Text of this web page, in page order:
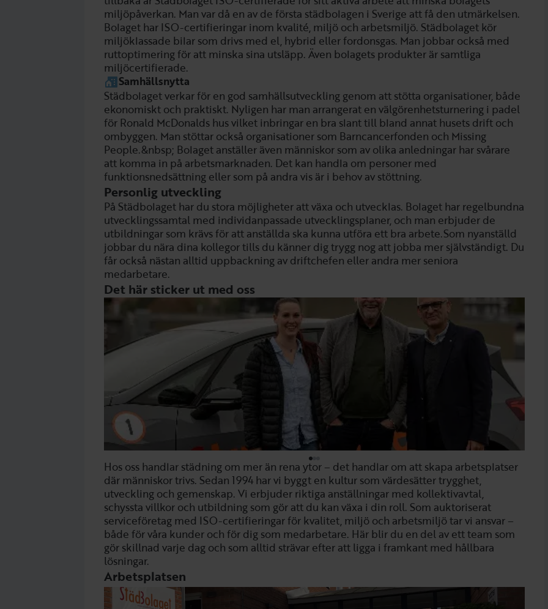
miljöpåverkan. Man var då en av de första städbolagen i Sverige att få den utmärkelsen.
Bolaget har ISO-certifieringar inom kvalité, miljö och arbetsmiljö. Städbolaget kör
miljöklassade bilar som drivs med el, hybrid eller fordonsgas. Man jobbar också med
ruttoptimering för att minska sina utsläpp. Även bolagets produkter är samtliga
miljöcertifierade.
Samhällsnytta
Städbolaget verkar för en god samhällsutveckling genom att stötta organisationer, både
ekonomiskt och praktiskt. Nyligen har man arrangerat en välgörenhetsturnering i padel
för Ronald McDonalds hus vilket inbringar en bra slant till bland annat husets drift och
ombyggen. Man stöttar också organisationer som Barncancerfonden och Missing
People.&nbsp; Bolaget anställer även människor som av olika anledningar har svårare
att komma in på arbetsmarknaden. Det kan handla om personer med
funktionsnedsättning eller som på andra vis är i behov av stöttning.
Personlig utveckling
På Städbolaget har du stora möjligheter att växa och utvecklas. Bolaget har regelbundna
utvecklingssamtal med individanpassade utvecklingsplaner, och man erbjuder de
utbildningar som krävs för att anställda ska kunna utföra ett bra arbete.Som nyanställd
jobbar du nära dina kollegor tills du känner dig trygg nog att jobba mer självständigt. Du
får också nästan alltid uppbackning av driftchefen eller andra mer seniora
medarbetare.
Det här sticker ut med oss
Hos oss handlar städning om mer än rena ytor – det handlar om att skapa arbetsplatser
där människor trivs. Sedan 1994 har vi byggt en kultur som värdesätter trygghet,
utveckling och gemenskap. Vi erbjuder riktiga anställningar med kollektivavtal,
schyssta villkor och utbildning som gör att du kan växa i din roll. Som auktoriserat
serviceföretag med ISO-certifieringar för kvalitet, miljö och arbetsmiljö tar vi ansvar –
både för våra kunder och för dig som medarbetare. Här blir du en del av ett team som
gör skillnad varje dag och som alltid strävar efter att ligga i framkant med hållbara
lösningar.
Arbetsplatsen